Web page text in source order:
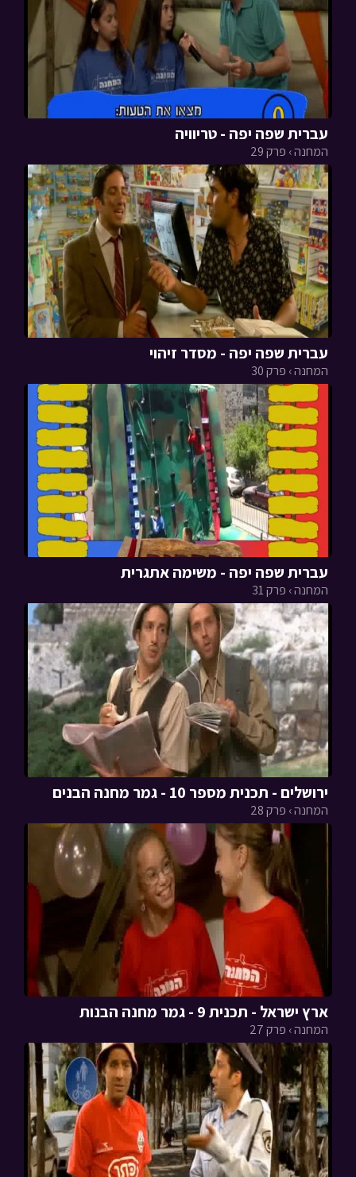
עברית שפה יפה - טריוויה
המחנה › פרק 29
עברית שפה יפה - מסדר זיהוי
המחנה › פרק 30
עברית שפה יפה - משימה אתגרית
המחנה › פרק 31
ירושלים - תכנית מספר 10 - גמר מחנה הבנים
המחנה › פרק 28
ארץ ישראל - תכנית 9 - גמר מחנה הבנות
המחנה › פרק 27